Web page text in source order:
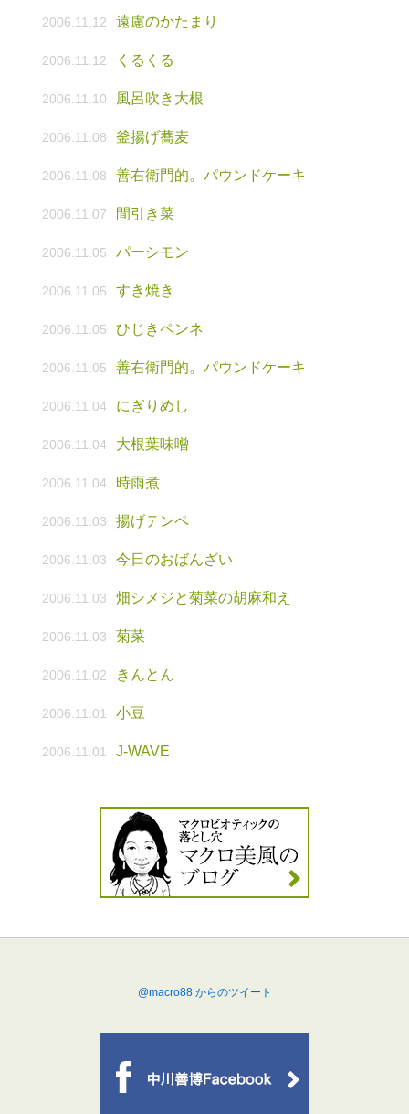
2006.11.12 遠慮のかたまり
2006.11.12 くるくる
2006.11.10 風呂吹き大根
2006.11.08 釜揚げ蕎麦
2006.11.08 善右衛門的。パウンドケーキ
2006.11.07 間引き菜
2006.11.05 パーシモン
2006.11.05 すき焼き
2006.11.05 ひじきペンネ
2006.11.05 善右衛門的。パウンドケーキ
2006.11.04 にぎりめし
2006.11.04 大根葉味噌
2006.11.04 時雨煮
2006.11.03 揚げテンペ
2006.11.03 今日のおばんざい
2006.11.03 畑シメジと菊菜の胡麻和え
2006.11.03 菊菜
2006.11.02 きんとん
2006.11.01 小豆
2006.11.01 J-WAVE
@macro88 からのツイート